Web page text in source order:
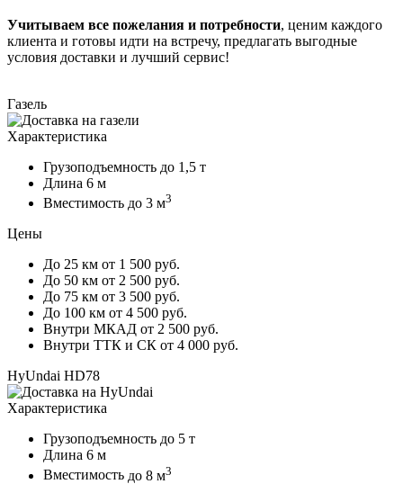
Учитываем все пожелания и потребности, ценим каждого
клиента и готовы идти на встречу, предлагать выгодные
условия доставки и лучший сервис!
Газель
Характеристика
Грузоподъемность до 1,5 т
Длина 6 м
Вместимость до 3 м3
Цены
До 25 км от 1 500 руб.
До 50 км от 2 500 руб.
До 75 км от 3 500 руб.
До 100 км от 4 500 руб.
Внутри МКАД от 2 500 руб.
Внутри ТТК и СК от 4 000 руб.
HyUndai HD78
Характеристика
Грузоподъемность до 5 т
Длина 6 м
Вместимость до 8 м3